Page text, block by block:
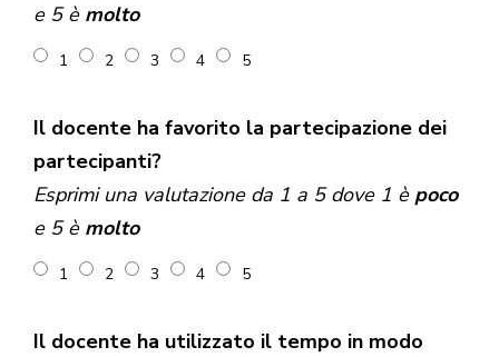
e 5 è molto
1 2 3 4 5
Il docente ha favorito la partecipazione dei
partecipanti?
Esprimi una valutazione da 1 a 5 dove 1 è poco
e 5 è molto
1 2 3 4 5
Il docente ha utilizzato il tempo in modo